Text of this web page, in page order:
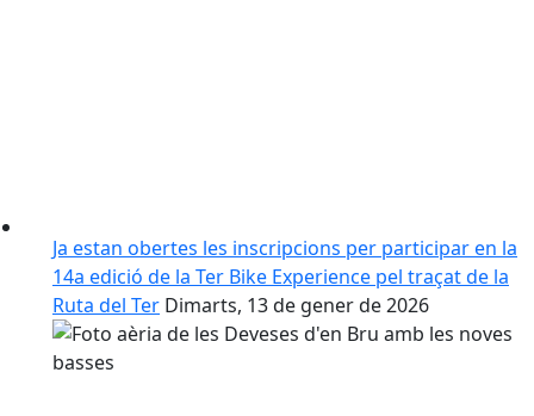
Ja estan obertes les inscripcions per participar en la
14a edició de la Ter Bike Experience pel traçat de la
Ruta del Ter Dimarts, 13 de gener de 2026